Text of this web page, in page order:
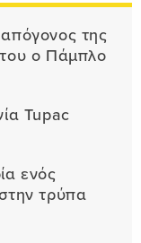
της
ο Πάμπλο
Tupac
ενός
τρύπα